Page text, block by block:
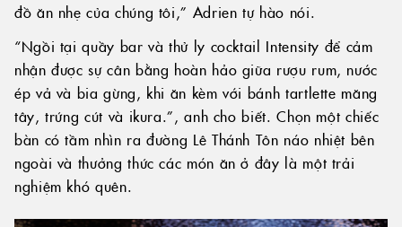
đồ ăn nhẹ của chúng tôi,” Adrien tự hào nói.
“Ngồi tại quầy bar và thử ly cocktail Intensity để cảm
nhận được sự cân bằng hoàn hảo giữa rượu rum, nước
ép vả và bia gừng, khi ăn kèm với bánh tartlette măng
tây, trứng cút và ikura.”, anh cho biết. Chọn một chiếc
bàn có tầm nhìn ra đường Lê Thánh Tôn náo nhiệt bên
ngoài và thưởng thức các món ăn ở đây là một trải
nghiệm khó quên.